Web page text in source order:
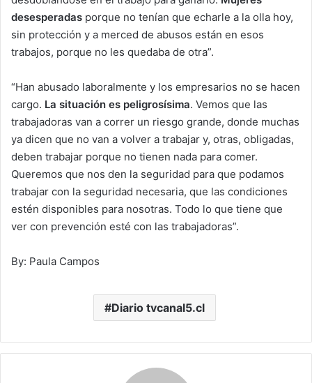
desesperadas porque no tenían que echarle a la olla hoy,
sin protección y a merced de abusos están en esos
trabajos, porque no les quedaba de otra”.
“Han abusado laboralmente y los empresarios no se hacen
cargo. La situación es peligrosísima. Vemos que las
trabajadoras van a correr un riesgo grande, donde muchas
ya dicen que no van a volver a trabajar y, otras, obligadas,
deben trabajar porque no tienen nada para comer.
Queremos que nos den la seguridad para que podamos
trabajar con la seguridad necesaria, que las condiciones
estén disponibles para nosotras. Todo lo que tiene que
ver con prevención esté con las trabajadoras”.
By: Paula Campos
Diario tvcanal5.cl